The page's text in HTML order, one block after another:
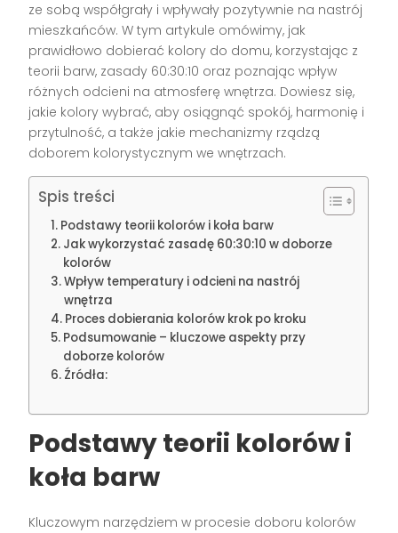
ze sobą współgrały i wpływały pozytywnie na nastrój
mieszkańców. W tym artykule omówimy, jak
prawidłowo dobierać kolory do domu, korzystając z
teorii barw, zasady 60:30:10 oraz poznając wpływ
różnych odcieni na atmosferę wnętrza. Dowiesz się,
jakie kolory wybrać, aby osiągnąć spokój, harmonię i
przytulność, a także jakie mechanizmy rządzą
doborem kolorystycznym we wnętrzach.
Spis treści
Podstawy teorii kolorów i koła barw
Jak wykorzystać zasadę 60:30:10 w doborze
kolorów
Wpływ temperatury i odcieni na nastrój
wnętrza
Proces dobierania kolorów krok po kroku
Podsumowanie – kluczowe aspekty przy
doborze kolorów
Źródła:
Podstawy teorii kolorów i
koła barw
Kluczowym narzędziem w procesie doboru kolorów